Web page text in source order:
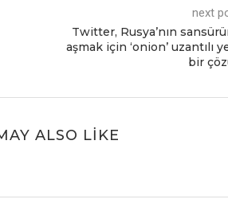
next
Twittеr, Rusya’nın
aşmak için ‘onion’ uzantılı
bir
ALSO LIKE